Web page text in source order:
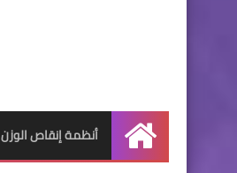
الرئيسية
أنظمة إنقاص الوزن